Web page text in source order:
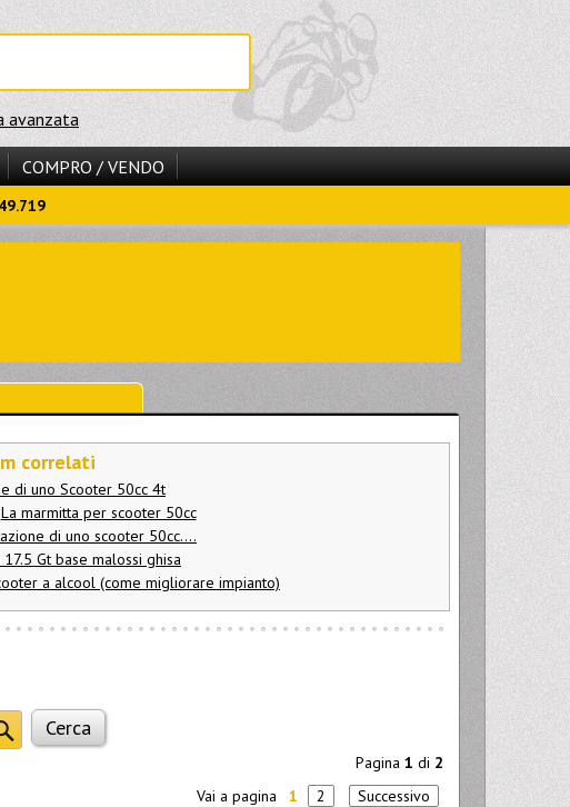
avanzata
COMPRO / VENDO
correlati
di uno Scooter 50cc 4t
La marmitta per scooter 50cc
di uno scooter 50cc....
Gt base malossi ghisa
a alcool (come migliorare impianto)
Pagina 1 di 2
Vai a pagina
1 2 Successivo